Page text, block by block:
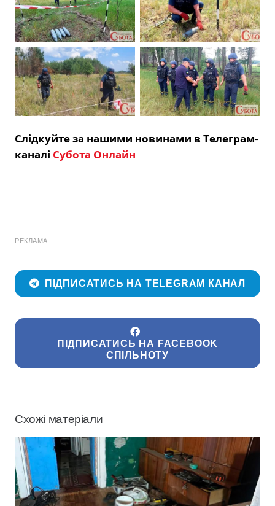
Слідкуйте за нашими новинами в Телеграм-
каналі Субота Онлайн
РЕКЛАМА
ПІДПИСАТИСЬ НА TELEGRAM КАНАЛ
ПІДПИСАТИСЬ НА FACEBOOK
СПІЛЬНОТУ
Схожі матеріали